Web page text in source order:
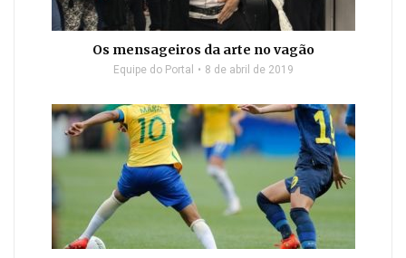
Os mensageiros da arte no vagão
Equipe do Portal 8 de abril de 2019